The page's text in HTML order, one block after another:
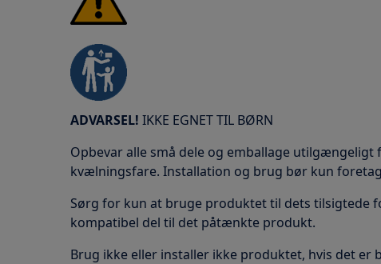
ADVARSEL! IKKE EGNET TIL BØRN
Opbevar alle små dele og emballage
kvælningsfare. Installation og brug bør kun
Sørg for kun at bruge produktet til dets tilsigtede
kompatibel del til det påtænkte produkt.
Brug ikke eller installer ikke produktet, hvis det er